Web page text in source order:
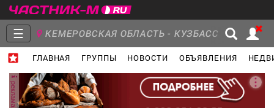
☰ КЕМЕРОВСКАЯ ОБЛАСТЬ - КУЗБАСС
ГЛАВНАЯ ГРУППЫ НОВОСТИ ОБЪЯВЛЕНИЯ
Главная
Группы Новости
реклама